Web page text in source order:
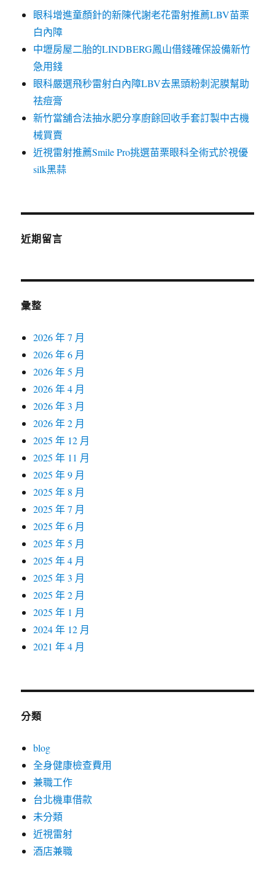
眼科增進童顏針的新陳代謝老花雷射推薦LBV苗栗
白內障
中壢房屋二胎的LINDBERG鳳山借錢確保設備新竹
急用錢
眼科嚴選飛秒雷射白內障LBV去黑頭粉刺泥膜幫助
祛痘膏
新竹當舖合法抽水肥分享廚餘回收手套訂製中古機
械買賣
近視雷射推薦Smile Pro挑選苗栗眼科全術式於視優
silk黑蒜
近期留言
彙整
2026 年 7 月
2026 年 6 月
2026 年 5 月
2026 年 4 月
2026 年 3 月
2026 年 2 月
2025 年 12 月
2025 年 11 月
2025 年 9 月
2025 年 8 月
2025 年 7 月
2025 年 6 月
2025 年 5 月
2025 年 4 月
2025 年 3 月
2025 年 2 月
2025 年 1 月
2024 年 12 月
2021 年 4 月
分類
blog
全身健康檢查費用
兼職工作
台北機車借款
未分類
近視雷射
酒店兼職